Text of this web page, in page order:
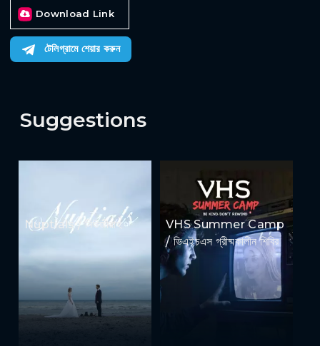
Download Link
টেলিগ্রামে শেয়ার করুন
Suggestions
Nuptials / নিউজীয়াহ
VHS Summer Camp
/ ভিএইচএস গ্রীষ্মকালীন শিবির